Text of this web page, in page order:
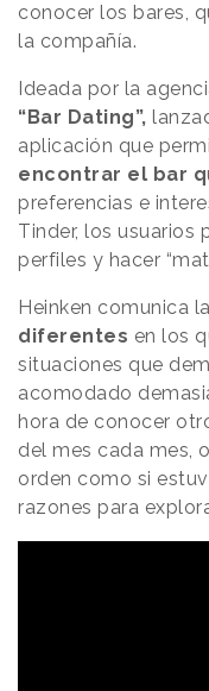
conocer los bares,
la compañía.
Ideada por la
“Bar Dating”,
aplicación que
encontrar el bar q
preferencias e
Tinder, los usuarios
perfiles y hacer
Heinken comunica
diferentes en los
situaciones que
acomodado
hora de conocer
del mes cada mes,
orden como si
razones para